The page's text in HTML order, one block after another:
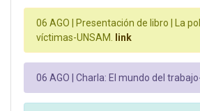
06 AGO | Presentación de libro | La
víctimas-UNSAM. link
06 AGO | Charla: El mundo del